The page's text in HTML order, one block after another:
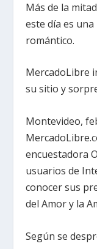
Más de la
este día es
romántico.
MercadoLibre
su sitio y
Montevideo,
encuestadora
usuarios de
conocer sus
del Amor y la
Según se